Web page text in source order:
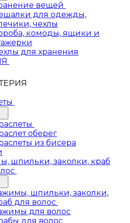
вещей
для одежды,
чехлы
комоды, ящики и
для хранения
оберег
из бисера
шпильки, заколки, краб
шпильки, заколки,
для волос
для волос
для волос